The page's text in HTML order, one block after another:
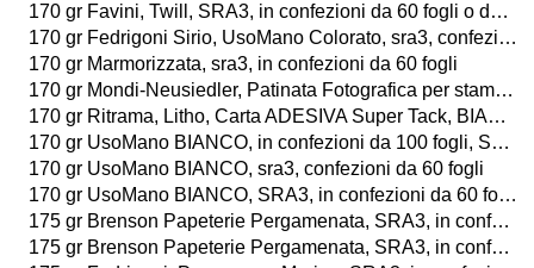
170 gr Favini, Twill, SRA3, in confezioni da 60 fogli o da 25 buste
170 gr Fedrigoni Sirio, UsoMano Colorato, sra3, confezioni da 60 fogli
170 gr Marmorizzata, sra3, in confezioni da 60 fogli
170 gr Mondi-Neusiedler, Patinata Fotografica per stampa digitale laser a colori, LUCIDA o OPACA, SRA3, in confezioni da 250 fogli
170 gr Ritrama, Litho, Carta ADESIVA Super Tack, BIANCA, SRA3, in confezioni da 20fogli
170 gr UsoMano BIANCO, in confezioni da 100 fogli, SRA3
170 gr UsoMano BIANCO, sra3, confezioni da 60 fogli
170 gr UsoMano BIANCO, SRA3, in confezioni da 60 fogli
175 gr Brenson Papeterie Pergamenata, SRA3, in confezioni da 50 fogli
175 gr Brenson Papeterie Pergamenata, SRA3, in confezioni da 100 fogli